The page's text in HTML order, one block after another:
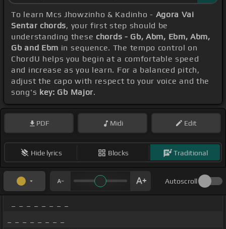
To learn Mcs Jhowzinho & Kadinho - Agora Vai
Sentar chords, your first step should be
understanding these chords - Gb, Abm, Ebm, Abm,
Gb and Ebm in sequence. The tempo control on
ChordU helps you begin at a comfortable speed
and increase as you learn. For a balanced pitch,
adjust the capo with respect to your voice and the
song's key: Gb Major.
PDF Midi Edit
Hide lyrics Blocks Traditional
Autoscroll